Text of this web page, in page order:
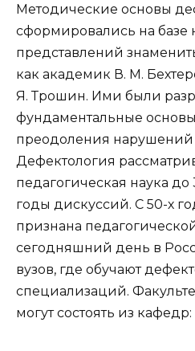
Методические основы
сформировались на базе
представлений
как академик В. М.
Я. Трошин. Ими были
фундаментальные
преодоления нарушений
Дефектология
педагогическая наука
годы дискуссий. С 50-х
признана
сегодняшний день в
вузов, где обучают
специализаций.
могут состоять из кафедр: